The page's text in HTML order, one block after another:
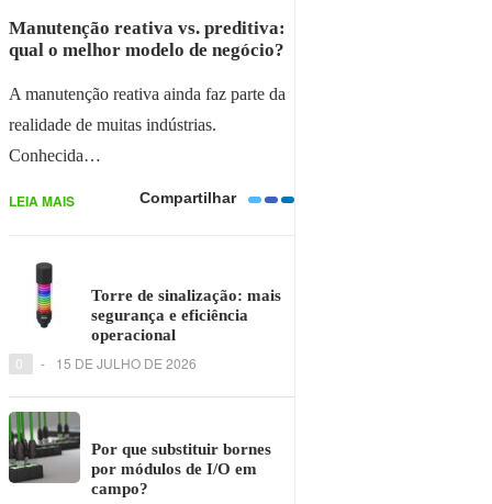
Manutenção reativa vs. preditiva:
qual o melhor modelo de negócio?
A manutenção reativa ainda faz parte da
realidade de muitas indústrias.
Conhecida…
LEIA MAIS Compartilhar
Torre de sinalização: mais
segurança e eficiência
operacional
0 - 15 DE JULHO DE 2026
Por que substituir bornes
por módulos de I/O em
campo?